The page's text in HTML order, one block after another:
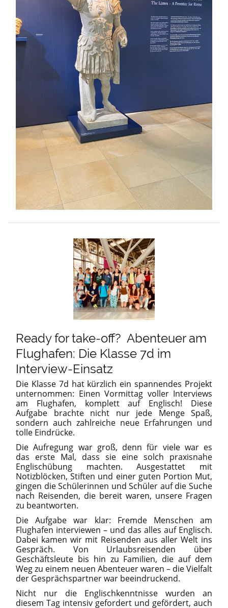
Ready for take-off? Abenteuer am
Flughafen: Die Klasse 7d im
Interview-Einsatz
Die Klasse 7d hat kürzlich ein spannendes Projekt
unternommen: Einen Vormittag voller Interviews
am Flughafen, komplett auf Englisch! Diese
Aufgabe brachte nicht nur jede Menge Spaß,
sondern auch zahlreiche neue Erfahrungen und
tolle Eindrücke.
Die Aufregung war groß, denn für viele war es
das erste Mal, dass sie eine solch praxisnahe
Englischübung machten. Ausgestattet mit
Notizblöcken, Stiften und einer guten Portion Mut,
gingen die Schülerinnen und Schüler auf die Suche
nach Reisenden, die bereit waren, unsere Fragen
zu beantworten.
Die Aufgabe war klar: Fremde Menschen am
Flughafen interviewen – und das alles auf Englisch.
Dabei kamen wir mit Reisenden aus aller Welt ins
Gespräch. Von Urlaubsreisenden über
Geschäftsleute bis hin zu Familien, die auf dem
Weg zu einem neuen Abenteuer waren – die Vielfalt
der Gesprächspartner war beeindruckend.
Nicht nur die Englischkenntnisse wurden an
diesem Tag intensiv gefordert und gefördert, auch